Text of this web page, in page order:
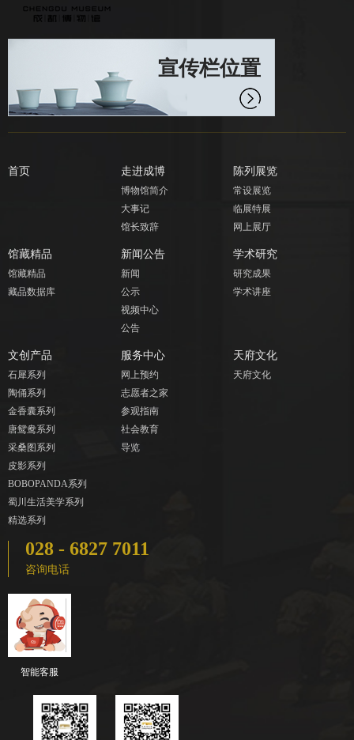
宣传栏位置
首页 走进成博
博物馆简介
大事记
馆长致辞
陈列展览
常设展览
临展特展
网上展厅
馆藏精品
馆藏精品
藏品数据库
新闻公告
新闻
公示
视频中心
公告
学术研究
研究成果
学术讲座
文创产品
石犀系列
陶俑系列
金香囊系列
唐鸳鸯系列
采桑图系列
皮影系列
BOBOPANDA系列
蜀川生活美学系列
精选系列
服务中心
网上预约
志愿者之家
参观指南
社会教育
导览
天府文化
天府文化
028 - 6827 7011
咨询电话
智能客服